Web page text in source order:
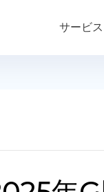
サービス